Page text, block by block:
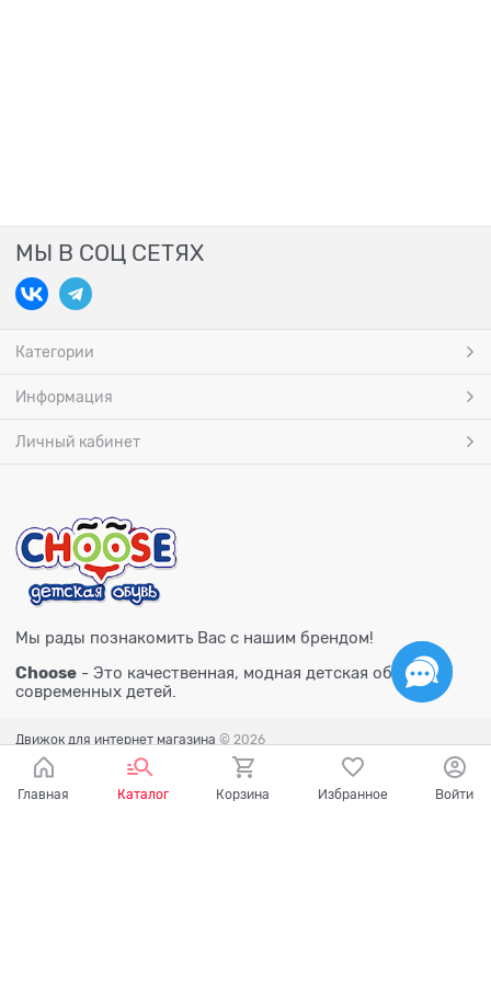
МЫ В СОЦ СЕТЯХ
Категории
Информация
Личный кабинет
Мы рады познакомить Вас с нашим брендом!
Choose - Это качественная, модная детская обувь для
современных детей.
Движок для интернет магазина © 2026
Главная Каталог Корзина Избранное Войти